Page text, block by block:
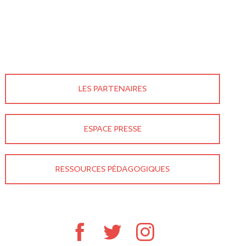
LES PARTENAIRES
ESPACE PRESSE
RESSOURCES PÉDAGOGIQUES